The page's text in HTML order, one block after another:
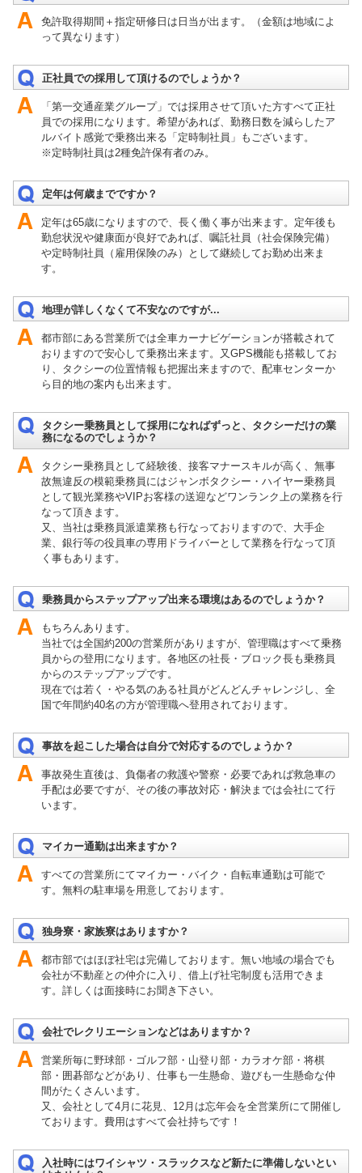
免許取得期間＋指定研修日は日当が出ます。（金額は地域によ
って異なります）
正社員での採用して頂けるのでしょうか？
「第一交通産業グループ」では採用させて頂いた方すべて正社
員での採用になります。希望があれば、勤務日数を減らしたア
ルバイト感覚で乗務出来る「定時制社員」もございます。
※定時制社員は2種免許保有者のみ。
定年は何歳までですか？
定年は65歳になりますので、長く働く事が出来ます。定年後も
勤怠状況や健康面が良好であれば、嘱託社員（社会保険完備）
や定時制社員（雇用保険のみ）として継続してお勤め出来ま
す。
地理が詳しくなくて不安なのですが...
都市部にある営業所では全車カーナビゲーションが搭載されて
おりますので安心して乗務出来ます。又GPS機能も搭載してお
り、タクシーの位置情報も把握出来ますので、配車センターか
ら目的地の案内も出来ます。
タクシー乗務員として採用になればずっと、タクシーだけの業
務になるのでしょうか？
タクシー乗務員として経験後、接客マナースキルが高く、無事
故無違反の模範乗務員にはジャンボタクシー・ハイヤー乗務員
として観光業務やVIPお客様の送迎などワンランク上の業務を行
なって頂きます。
又、当社は乗務員派遣業務も行なっておりますので、大手企
業、銀行等の役員車の専用ドライバーとして業務を行なって頂
く事もあります。
乗務員からステップアップ出来る環境はあるのでしょうか？
もちろんあります。
当社では全国約200の営業所がありますが、管理職はすべて乗務
員からの登用になります。各地区の社長・ブロック長も乗務員
からのステップアップです。
現在では若く・やる気のある社員がどんどんチャレンジし、全
国で年間約40名の方が管理職へ登用されております。
事故を起こした場合は自分で対応するのでしょうか？
事故発生直後は、負傷者の救護や警察・必要であれば救急車の
手配は必要ですが、その後の事故対応・解決までは会社にて行
います。
マイカー通勤は出来ますか？
すべての営業所にてマイカー・バイク・自転車通勤は可能で
す。無料の駐車場を用意しております。
独身寮・家族寮はありますか？
都市部ではほぼ社宅は完備しております。無い地域の場合でも
会社が不動産との仲介に入り、借上げ社宅制度も活用できま
す。詳しくは面接時にお聞き下さい。
会社でレクリエーションなどはありますか？
営業所毎に野球部・ゴルフ部・山登り部・カラオケ部・将棋
部・囲碁部などがあり、仕事も一生懸命、遊びも一生懸命な仲
間がたくさんいます。
又、会社として4月に花見、12月は忘年会を全営業所にて開催し
ております。費用はすべて会社持ちです！
入社時にはワイシャツ・スラックスなど新たに準備しないとい